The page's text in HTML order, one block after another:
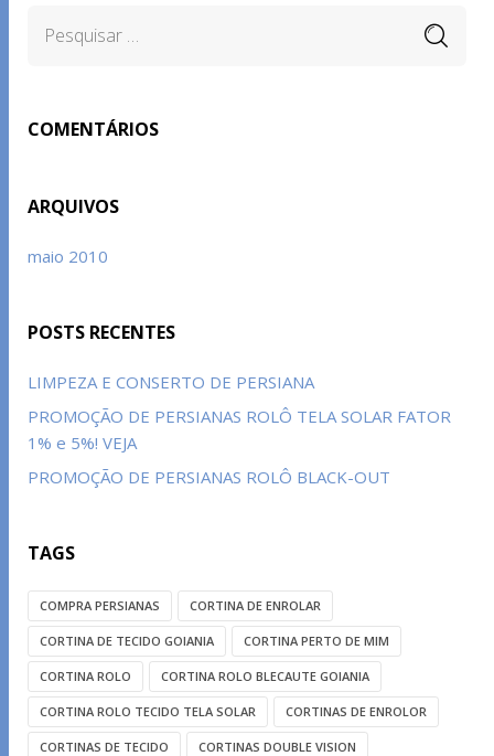
COMENTÁRIOS
ARQUIVOS
maio 2010
POSTS RECENTES
LIMPEZA E CONSERTO DE PERSIANA
PROMOÇÃO DE PERSIANAS ROLÔ TELA SOLAR FATOR
1% e 5%! VEJA
PROMOÇÃO DE PERSIANAS ROLÔ BLACK-OUT
TAGS
COMPRA PERSIANAS CORTINA DE ENROLAR
CORTINA DE TECIDO GOIANIA CORTINA PERTO DE MIM
CORTINA ROLO CORTINA ROLO BLECAUTE GOIANIA
CORTINA ROLO TECIDO TELA SOLAR CORTINAS DE ENROLOR
CORTINAS DE TECIDO CORTINAS DOUBLE VISION